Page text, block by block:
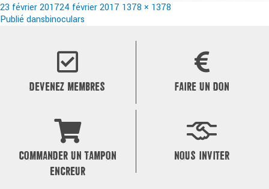
Publié
le
23 février 201724 février 2017 Taille
1378 × 1378
Navigation
Publié dansbinoculars
DEVENEZ MEMBRES FAIRE UN DON
COMMANDER UN TAMPON
ENCREUR
NOUS INVITER